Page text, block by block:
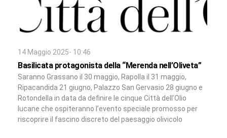
14 Maggio 2025- 10:46
Basilicata protagonista della “Merenda nell’Oliveta”
Saranno Grassano il 30 maggio, Rapolla il 31 maggio,
Ripacandida 21 giugno, Palazzo San Gervasio 28 giugno e
Rotondella in data da definire le cinque Città dell’Olio
lucane che ospiteranno l’evento speciale promosso per
riscoprire il fascino discreto del paesaggio olivicolo